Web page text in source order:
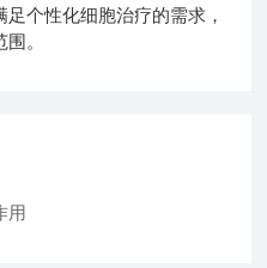
个性化细胞治疗的需求，
。
用